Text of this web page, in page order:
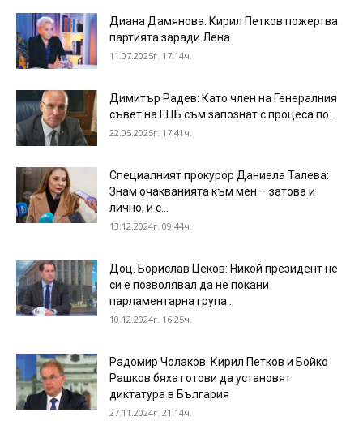
Диана Дамянова: Кирил Петков пожертва
партията заради Лена
11.07.2025г. 17:14ч.
Димитър Радев: Като член на Генералния
съвет на ЕЦБ съм запознат с процеса по...
22.05.2025г. 17:41ч.
Специалният прокурор Даниела Талева:
Знам очакванията към мен – затова и
лично, и с...
13.12.2024г. 09:44ч.
Доц. Борислав Цеков: Никой президент не
си е позволявал да не покани
парламентарна група...
10.12.2024г. 16:25ч.
Радомир Чолаков: Кирил Петков и Бойко
Рашков бяха готови да установят
диктатура в България
27.11.2024г. 21:14ч.